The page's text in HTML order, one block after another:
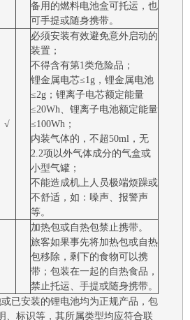
备用的燃料电池盒可托运，也
可手提或随身携带。
√
必须安装有效避免意外启动的
装置；
不得含有第1类危险品；
锂金属电芯≤1g，锂金属电池
≤2g；锂离子电芯额定能量
≤20Wh、锂离子电池额定能量
≤100Wh；
内装气体的，不超50ml，无
2.2项以外气体成分的气盒或
小型气罐；
不能造成机上人员极端烦躁或
不舒适，如：噪声、报警声
等。
加热包或自热包禁止携带。
旅客如果事先将加热包或自热
包移除，剩下的食物可以携
带；包装在一起的自热食品，
禁止托运、手提或随身携带。
已安装的锂电池均为正规产品，包
、标识等，其所属类型均应符合联